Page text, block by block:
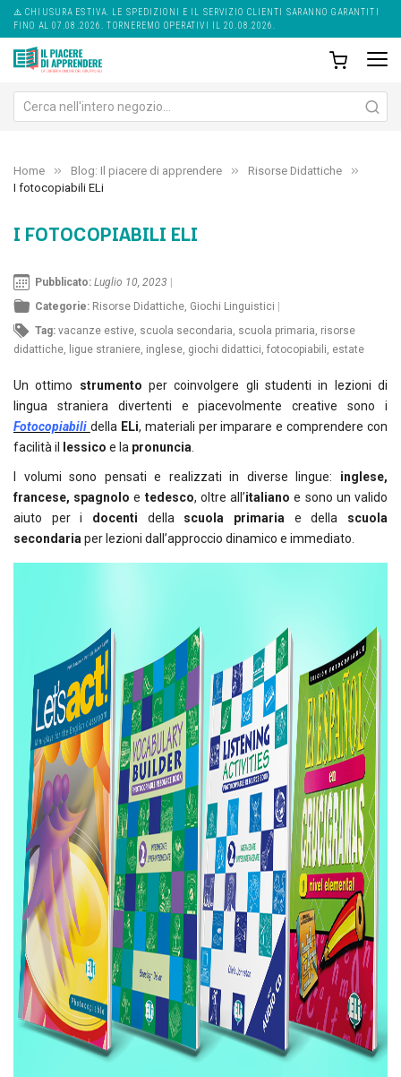
⚠️ CHIUSURA ESTIVA. LE SPEDIZIONI E IL SERVIZIO CLIENTI SARANNO GARANTITI
FINO AL 07.08.2026. TORNEREMO OPERATIVI IL 20.08.2026.
Home Blog: Il piacere di apprendere
Risorse Didattiche
I fotocopiabili ELi
I FOTOCOPIABILI ELI
Pubblicato: Luglio 10, 2023
Categorie: Risorse Didattiche Giochi Linguistici
Tag: vacanze estive scuola secondaria scuola primaria risorse
didattiche, ligue straniere, inglese, giochi didattici, fotocopiabili, estate
Un ottimo strumento per coinvolgere gli studenti in lezioni di
lingua straniera divertenti e piacevolmente creative sono i
Fotocopiabili della ELi, materiali per imparare e comprendere con
facilità il
lessico e la pronuncia
I volumi sono pensati e realizzati in diverse lingue: inglese,
francese, spagnolo e tedesco, oltre all’italiano e sono un valido
aiuto per i docenti della scuola primaria e della scuola
secondaria per lezioni dall’approccio dinamico e immediato.